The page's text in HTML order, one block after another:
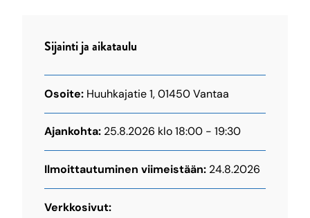
Sijainti ja aikataulu
Osoite: Huuhkajatie 1, 01450 Vantaa
Ajankohta: 25.8.2026 klo 18:00 - 19:30
Ilmoittautuminen viimeistään: 24.8.2026
Verkkosivut: